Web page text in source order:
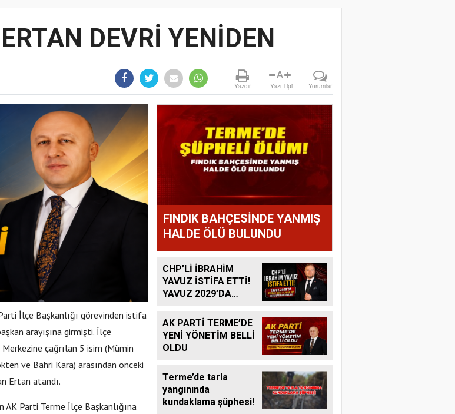
DEVRİ YENİDEN
Yazdır
A
Yazı Tipi Yorumlar
İlçe Başkanlığı görevinden istifa
arayışına girmişti. İlçe
çağrılan 5 isim (Mümin
ve Bahri Kara) arasından önceki
Ertan atandı.
Parti Terme İlçe Başkanlığına
FINDIK BAHÇESİNDE YANMIŞ
HALDE ÖLÜ BULUNDU
CHP’Lİ İBRAHİM
YAVUZ İSTİFA ETTİ!
YAVUZ 2029’DA
OLACAK MI?
AK PARTİ TERME’DE
YENİ YÖNETİM BELLİ
OLDU
Terme’de tarla
yangınında
kundaklama şüphesi!